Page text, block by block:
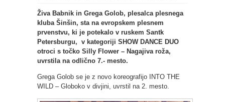
Živa Babnik in Grega Golob, plesalca plesnega
kluba Šinšin, sta na evropskem plesnem
prvenstvu, ki je potekalo v ruskem Santk
Petersburgu, v kategoriji SHOW DANCE DUO
otroci s točko Silly Flower – Nagajiva roža,
uvrstila na odlično 7.- mesto.
Grega Golob se je z novo koreografijo INTO THE
WILD – Globoko v divjini, uvrstil na 2. mesto.